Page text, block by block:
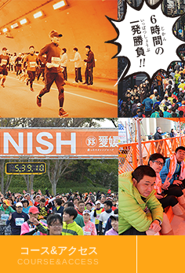
コース&アクセス
COURSE&ACCESS